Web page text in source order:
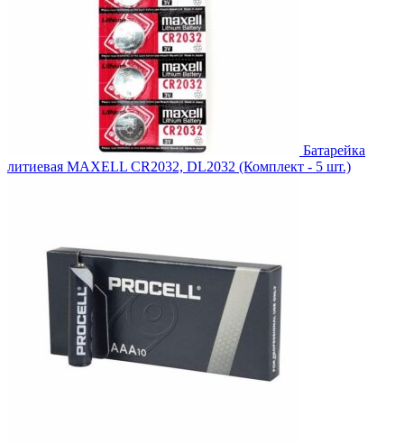
Батарейка
литиевая MAXELL CR2032, DL2032 (Комплект - 5 шт.)